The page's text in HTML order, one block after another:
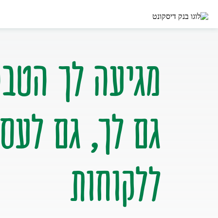
גם לך, גם
ללקוחות